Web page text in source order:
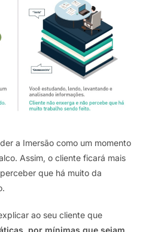
a Imersão como um momento
Assim, o cliente ficará mais
que há muito da
ao seu cliente que
por mínimas que sejam,